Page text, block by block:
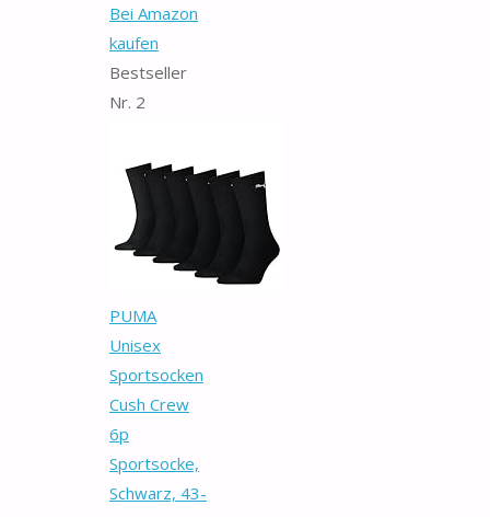
Bei Amazon
kaufen
Bestseller
Nr. 2
PUMA
Unisex
Sportsocken
Cush Crew
6p
Sportsocke,
Schwarz, 43-